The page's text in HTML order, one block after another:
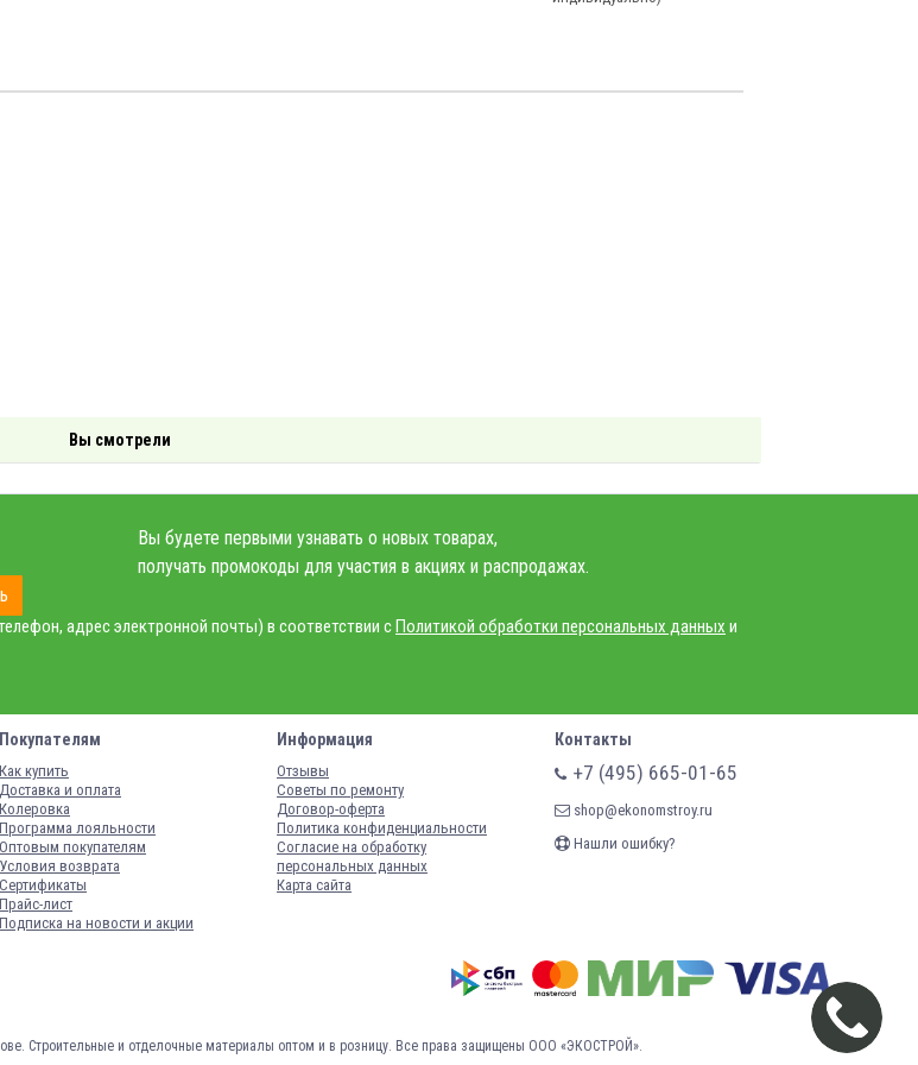
Вы смотрели
Вы будете первыми узнавать о новых товарах,
получать промокоды для участия в акциях и распродажах.
адрес электронной почты) в соответствии с Политикой обработки персональных данных и
Покупателям
Как купить
Доставка и оплата
Колеровка
Программа лояльности
Оптовым покупателям
Условия возврата
Сертификаты
Прайс-лист
Подписка на новости и акции
Информация
Отзывы
Советы по ремонту
Договор-оферта
Политика конфиденциальности
Согласие на обработку
персональных данных
Карта сайта
Контакты
+7 (495) 665-01-65
shop@ekonomstroy.ru
Нашли ошибку?
Строительные и отделочные материалы оптом и в розницу. Все права защищены ООО «ЭКОСТРОЙ».